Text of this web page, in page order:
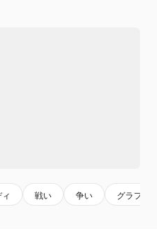
戦い 争い グラフィ